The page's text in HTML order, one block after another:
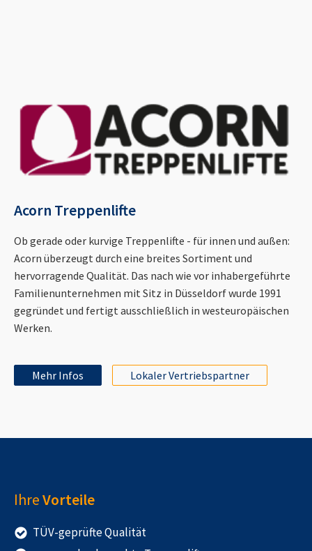
Acorn Treppenlifte
Ob gerade oder kurvige Treppenlifte - für innen und außen:
Acorn überzeugt durch eine breites Sortiment und
hervorragende Qualität. Das nach wie vor inhabergeführte
Familienunternehmen mit Sitz in Düsseldorf wurde 1991
gegründet und fertigt ausschließlich in westeuropäischen
Werken.
Mehr Infos Lokaler Vertriebspartner
IhreVorteile
TÜV-geprüfte Qualität